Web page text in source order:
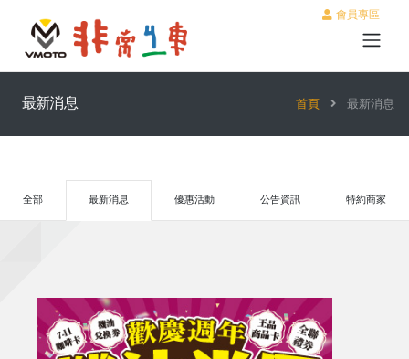
會員專區
最新消息 首頁 最新消息
全部 最新消息 優惠活動 公告資訊 特約商家